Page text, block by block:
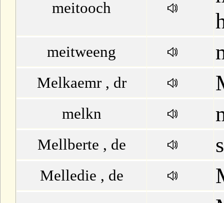
meitooch
meitweeng
Melkaemr , dr
melkn
Mellberte , de
Melledie , de